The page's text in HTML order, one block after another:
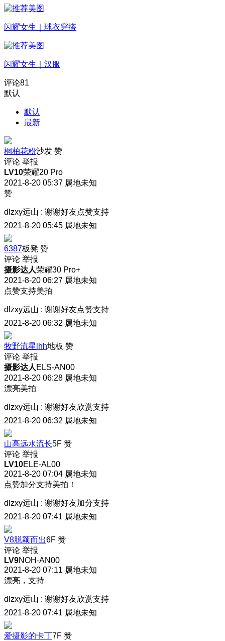
闪耀女生｜球衣穿搭
闪耀女生｜汉服
评论81
默认
默认
最新
桐柏花粉沙发 赞
评论 举报
LV10荣耀20 Pro
2021-8-20 05:37 属地未知
赞
dlzxy远山 : 谢谢好友点赞支持
2021-8-20 05:45 属地未知
6387板凳 赞
评论 举报
摄影达人荣耀30 Pro+
2021-8-20 06:27 属地未知
点赞支持美拍
dlzxy远山 : 谢谢好友点赞支持
2021-8-20 06:32 属地未知
牧野流星lhh地板 赞
评论 举报
摄影达人 ELS-AN00
2021-8-20 06:28 属地未知
漂亮美拍
dlzxy远山 : 谢谢好友欣赏支持
2021-8-20 06:32 属地未知
山高远水流长5F 赞
评论 举报
LV10ELE-AL00
2021-8-20 07:04 属地未知
点赞加分支持美拍！
dlzxy远山 : 谢谢好友加分支持
2021-8-20 07:41 属地未知
V8脱颖而出6F 赞
评论 举报
LV9NOH-AN00
2021-8-20 07:11 属地未知
漂亮，支持
dlzxy远山 : 谢谢好友欣赏支持
2021-8-20 07:41 属地未知
爱摄影的卡丁7F 赞